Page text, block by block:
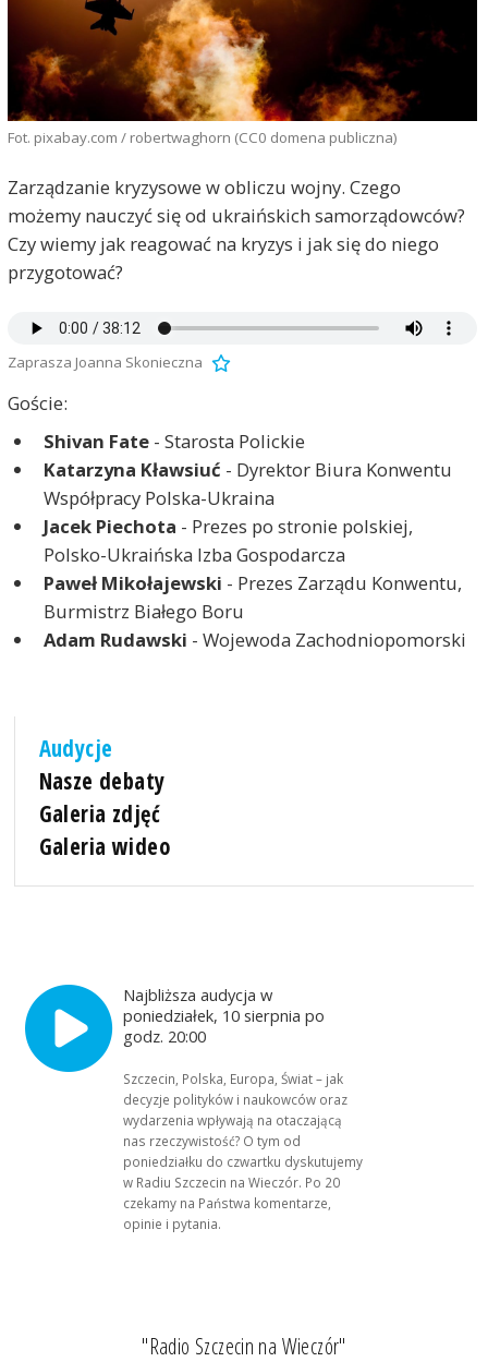
Fot. pixabay.com / robertwaghorn (CC0 domena publiczna)
Zarządzanie kryzysowe w obliczu wojny. Czego
możemy nauczyć się od ukraińskich samorządowców?
Czy wiemy jak reagować na kryzys i jak się do niego
przygotować?
Zaprasza Joanna Skonieczna
Goście:
Shivan Fate- Starosta Polickie
Katarzyna Kławsiuć - Dyrektor Biura Konwentu
Współpracy Polska-Ukraina
Jacek Piechota - Prezes po stronie polskiej,
Polsko-Ukraińska Izba Gospodarcza
Paweł Mikołajewski - Prezes Zarządu Konwentu,
Burmistrz Białego Boru
Adam Rudawski - Wojewoda Zachodniopomorski
Audycje
Nasze debaty
Galeria zdjęć
Galeria wideo
Najbliższa audycja w
poniedziałek, 10 sierpnia po
godz. 20:00
Szczecin, Polska, Europa, Świat – jak
decyzje polityków i naukowców oraz
wydarzenia wpływają na otaczającą
nas rzeczywistość? O tym od
poniedziałku do czwartku dyskutujemy
w Radiu Szczecin na Wieczór. Po 20
czekamy na Państwa komentarze,
opinie i pytania.
"Radio Szczecin na Wieczór"